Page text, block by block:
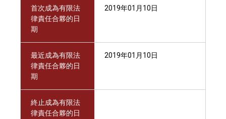
首次成為有限法
律責任合夥的日
期
2019年01月10日
最近成為有限法
律責任合夥的日
期
2019年01月10日
終止成為有限法
律責任合夥的日